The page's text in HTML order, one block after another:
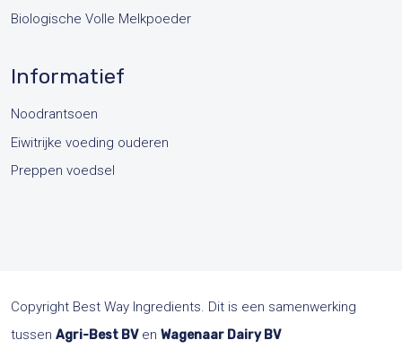
Biologische Volle Melkpoeder
Informatief
Noodrantsoen
Eiwitrijke voeding ouderen
Preppen voedsel
Copyright Best Way Ingredients. Dit is een samenwerking
tussen Agri-Best BVen Wagenaar Dairy BV